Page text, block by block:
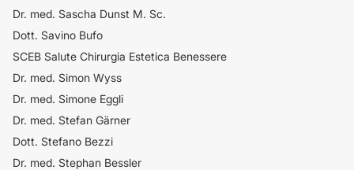
Dr. med. Sascha Dunst M. Sc.
Dott. Savino Bufo
SCEB Salute Chirurgia Estetica Benessere
Dr. med. Simon Wyss
Dr. med. Simone Eggli
Dr. med. Stefan Gärner
Dott. Stefano Bezzi
Dr. med. Stephan Bessler